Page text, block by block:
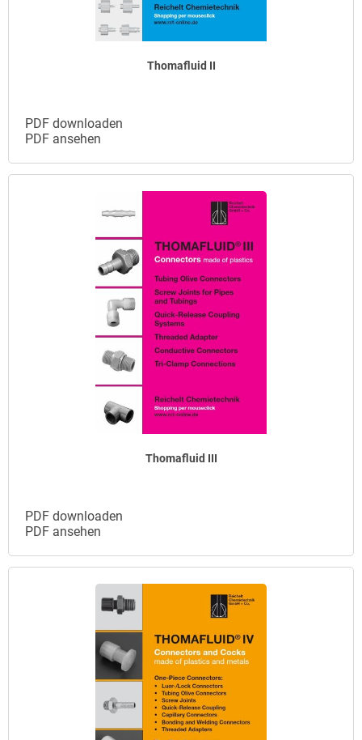
Thomafluid II
PDF downloaden
PDF ansehen
Thomafluid III
PDF downloaden
PDF ansehen